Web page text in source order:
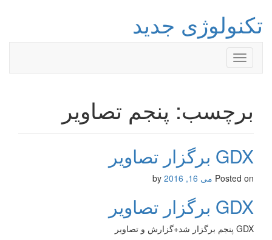
تکنولوژی جدید
Toggle
navigation
برچسب: پنجم تصاویر
GDX برگزار تصاویر
Posted on می 16, 2016
GDX برگزار تصاویر
GDX پنجم برگزار شد+گزارش و تصاویر